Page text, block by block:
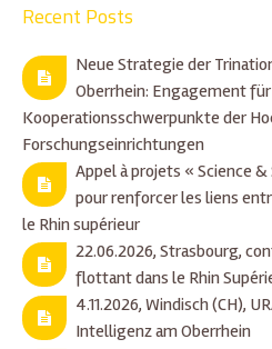
Recent Posts
Neue Strategie der
Oberrhein: Engagement
Kooperationsschwerpunkte der
Forschungseinrichtungen
Appel à projets « Science
pour renforcer les liens
le Rhin supérieur
22.06.2026, Strasbourg,
flottant dans le Rhin
4.11.2026, Windisch (CH),
Intelligenz am Oberrhein